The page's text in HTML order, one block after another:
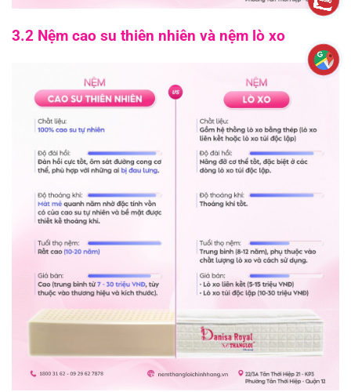
3.2 Nệm cao su thiên nhiên và nệm lò xo